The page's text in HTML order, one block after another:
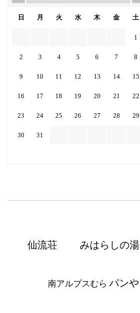
日 月 火 水 木 金 土
1
2 3 4 5 6 7 8
9 10 11 12 13 14 15
16 17 18 19 20 21 22
23 24 25 26 27 28 29
30 31
仙流荘 みはらしの湯
南アルプスむら パンや